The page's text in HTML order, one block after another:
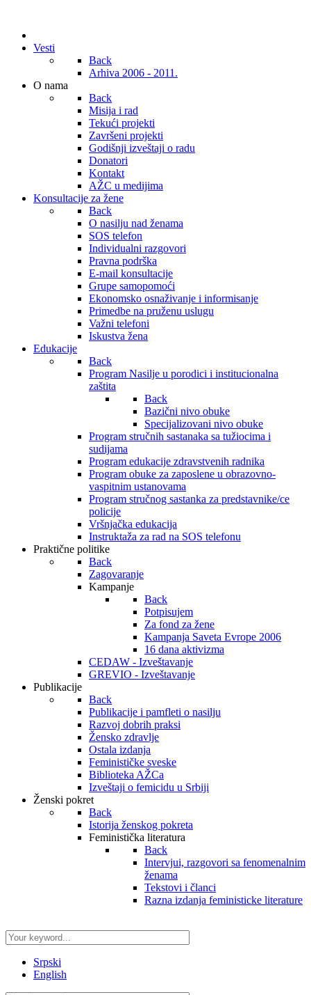
Vesti
Back
Arhiva 2006 - 2011.
O nama
Back
Misija i rad
Tekući projekti
Završeni projekti
Godišnji izveštaji o radu
Donatori
Kontakt
AŽC u medijima
Konsultacije za žene
Back
O nasilju nad ženama
SOS telefon
Individualni razgovori
Pravna podrška
E-mail konsultacije
Grupe samopomoći
Ekonomsko osnaživanje i informisanje
Primedbe na pruženu uslugu
Važni telefoni
Iskustva žena
Edukacije
Back
Program Nasilje u porodici i institucionalna
zaštita
Back
Bazični nivo obuke
Specijalizovani nivo obuke
Program stručnih sastanaka sa tužiocima i
sudijama
Program edukacije zdravstvenih radnika
Program obuke za zaposlene u obrazovno-
vaspitnim ustanovama
Program stručnog sastanka za predstavnike/ce
policije
Vršnjačka edukacija
Instruktaža za rad na SOS telefonu
Praktične politike
Back
Zagovaranje
Kampanje
Back
Potpisujem
Za fond za žene
Kampanja Saveta Evrope 2006
16 dana aktivizma
CEDAW - Izveštavanje
GREVIO - Izveštavanje
Publikacije
Back
Publikacije i pamfleti o nasilju
Razvoj dobrih praksi
Žensko zdravlje
Ostala izdanja
Feminističke sveske
Biblioteka AŽCa
Izveštaji o femicidu u Srbiji
Ženski pokret
Back
Istorija ženskog pokreta
Feministička literatura
Back
Intervjui, razgovori sa fenomenalnim
ženama
Tekstovi i članci
Razna izdanja feministicke literature
Srpski
English